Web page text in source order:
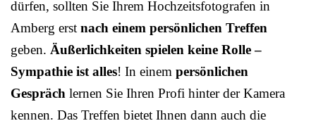
dürfen, sollten Sie Ihrem Hochzeitsfotografen in
Amberg erst nach einem persönlichen Treffen
geben. Äußerlichkeiten spielen keine Rolle –
Sympathie ist alles! In einem persönlichen
Gespräch lernen Sie Ihren Profi hinter der Kamera
kennen. Das Treffen bietet Ihnen dann auch die